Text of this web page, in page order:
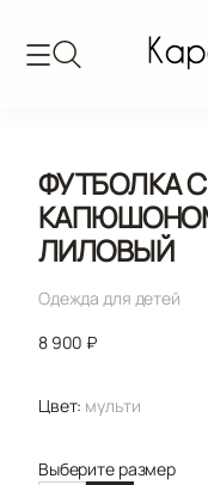
ФУТБОЛКА С
ЛИЛОВЫЙ
Одежда для детей
8 900 ₽
Цвет: мульти
Выберите размер